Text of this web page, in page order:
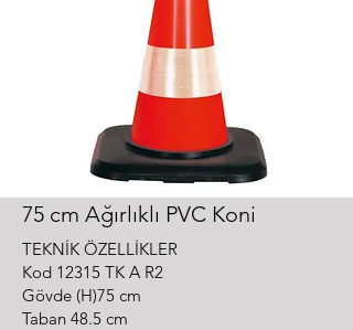
75 cm Ağırlıklı PVC Koni
TEKNİK ÖZELLİKLER
Kod 12315 TK A R2
Gövde (H)75 cm
Taban 48.5 cm